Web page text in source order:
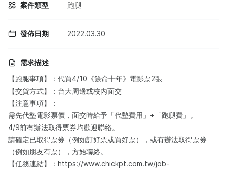
案件類型 跑腿
發佈日期 2022.03.30
需求描述
【跑腿事項】：代買4/10《餘命十年》電影票2張
【交貨方式】：台大周邊或校內面交
【注意事項】：
需先代墊電影票價，面交時給予「代墊費用」+「跑腿費」。
4/9前有辦法取得票券均歡迎聯絡。
請確定已取得票券（例如訂好票或買好票），或有辦法取得票券
（例如朋友有票），方始聯絡。
【任務連結】：https://www.chickpt.com.tw/job-